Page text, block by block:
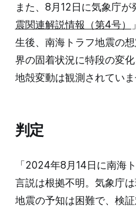
また、8月12日に気象庁が
震関連解説情報（第4号）
生後、南海トラフ地震の
界の固着状況に特段の変
地殻変動は観測されてい
判定
「2024年8月14日に南海
言説は根拠不明。気象庁
地震の予知は困難で、検